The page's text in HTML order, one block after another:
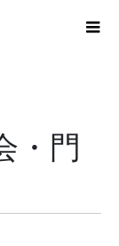
・門